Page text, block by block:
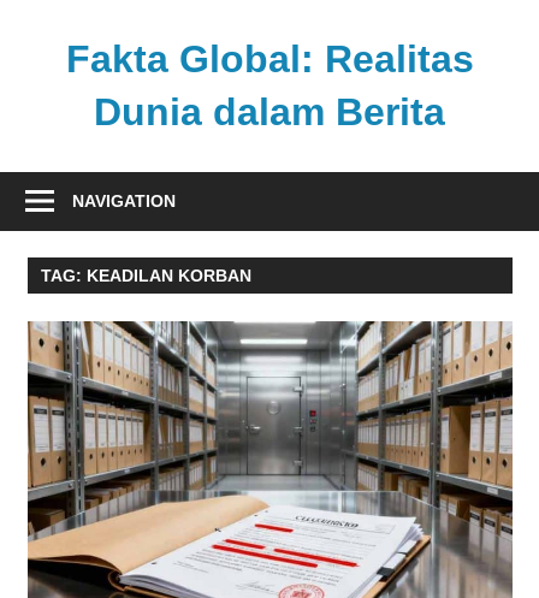
Fakta Global: Realitas
Dunia dalam Berita
kabar
dari
berbagai
pandang
NAVIGATION
TAG: KEADILAN KORBAN